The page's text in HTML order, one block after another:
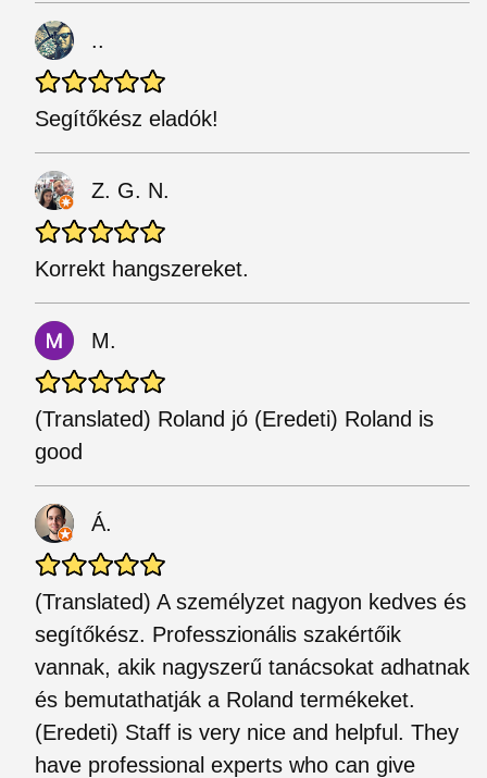
..
Segítőkész eladók!
Z. G. N.
Korrekt hangszereket.
M.
(Translated) Roland jó (Eredeti) Roland is
good
Á.
(Translated) A személyzet nagyon kedves és
segítőkész. Professzionális szakértőik
vannak, akik nagyszerű tanácsokat adhatnak
és bemutathatják a Roland termékeket.
(Eredeti) Staff is very nice and helpful. They
have professional experts who can give